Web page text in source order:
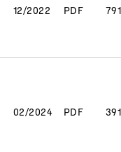
12/2022 PDF
02/2024 PDF